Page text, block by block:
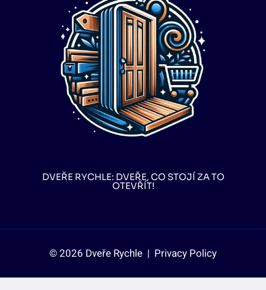
DVEŘE RYCHLE: DVEŘE, CO STOJÍ ZA TO
OTEVŘÍT!
© 2026 Dveře Rychle | Privacy Policy